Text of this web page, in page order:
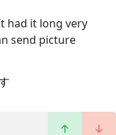
had it long very
send picture